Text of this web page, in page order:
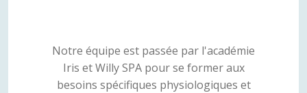
Notre équipe est passée par l'académie
Iris et Willy SPA pour se former aux
besoins spécifiques physiologiques et